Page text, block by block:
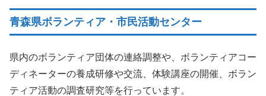
青森県ボランティア・市民活動センター
県内のボランティア団体の連絡調整や、ボランティアコー
ディネーターの養成研修や交流、体験講座の開催、ボラン
ティア活動の調査研究等を行っています。